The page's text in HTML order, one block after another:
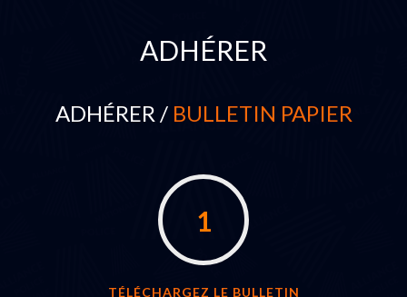
ADHÉRER
ADHÉRER /BULLETIN PAPIER
1
TÉLÉCHARGEZ LE BULLETIN